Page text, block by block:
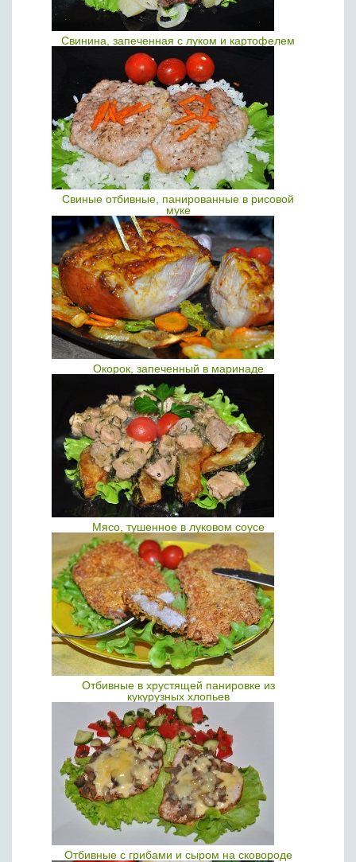
Свинина, запеченная с луком и картофелем
Свиные отбивные, панированные в рисовой
муке
Окорок, запеченный в маринаде
Мясо, тушенное в луковом соусе
Отбивные в хрустящей панировке из
кукурузных хлопьев
Отбивные с грибами и сыром на сковороде